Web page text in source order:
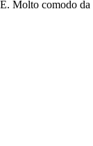
Molto comodo